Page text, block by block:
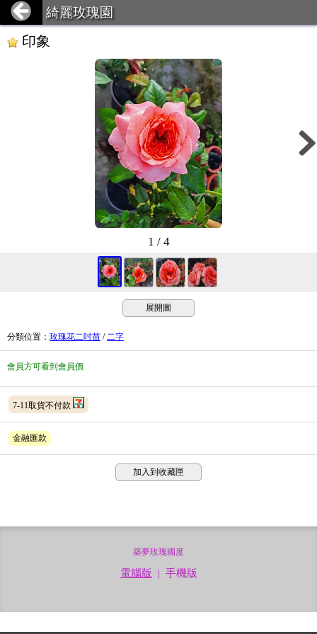
綺麗玫瑰園
印象
1 / 4
展開圖
分類位置 ： 玫瑰花二吋苗 /二字
會員方可看到會員價
7-11取貨不付款
金融匯款
加入到收藏匣
築夢玫瑰國度
電腦版 | 手機版